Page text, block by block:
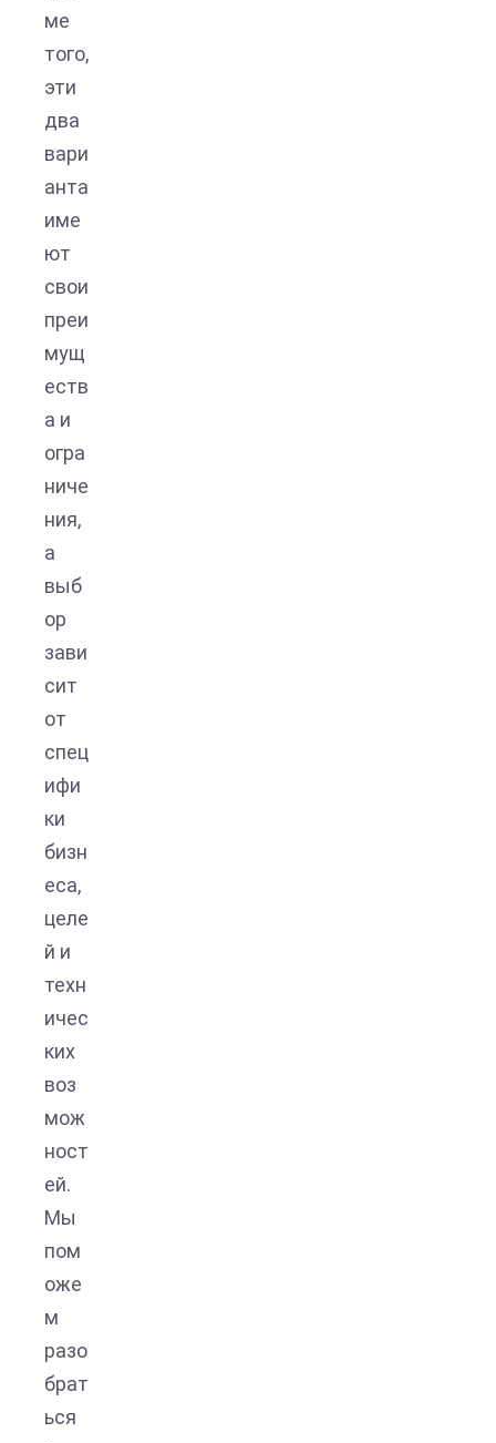
ме
того,
эти
два
вари
анта
име
ют
свои
преи
мущ
еств
а и
огра
ниче
ния,
а
выб
ор
зави
сит
от
спец
ифи
ки
бизн
еса,
целе
й и
техн
ичес
ких
воз
мож
ност
ей.
Мы
пом
оже
м
разо
брат
ься